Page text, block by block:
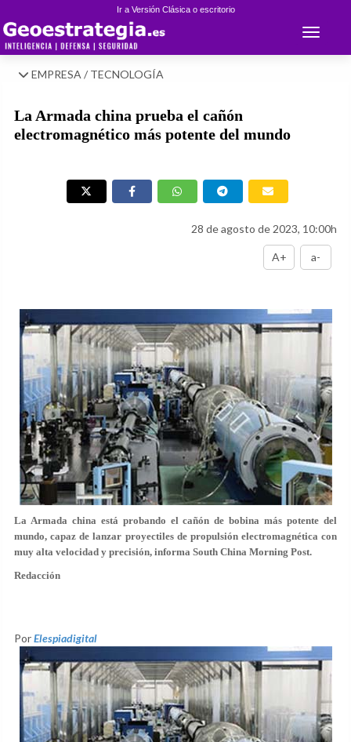
Ir a Versión Clásica o escritorio
Toggle
EMPRESA / TECNOLOGÍA
La Armada china prueba el cañón
electromagnético más potente del mundo
28 de agosto de 2023, 10:00h
A+ a-
La Armada china está probando el cañón de bobina más potente del
mundo, capaz de lanzar proyectiles de propulsión electromagnética con
muy alta velocidad y precisión, informa South China Morning Post.
Redacción
PorElespiadigital